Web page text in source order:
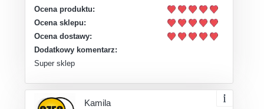
Ocena produktu:
Ocena sklepu:
Ocena dostawy:
Dodatkowy komentarz:
Super sklep
Kamila